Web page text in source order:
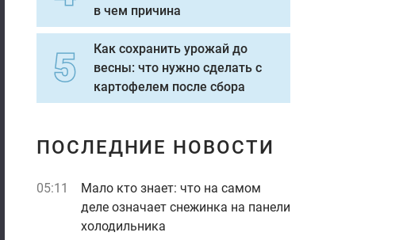
в чем причина
Как сохранить урожай до
весны: что нужно сделать с
картофелем после сбора
ПОСЛЕДНИЕ НОВОСТИ
05:11
Мало кто знает: что на самом
деле означает снежинка на панели
холодильника